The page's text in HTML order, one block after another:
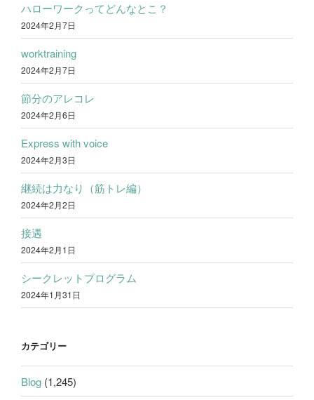
ハローワークってどんなとこ？
2024年2月7日
worktraining
2024年2月7日
節分のアレコレ
2024年2月6日
Express with voice
2024年2月3日
継続は力なり（筋トレ編）
2024年2月2日
接遇
2024年2月1日
シークレットプログラム
2024年1月31日
カテゴリー
Blog (1,245)